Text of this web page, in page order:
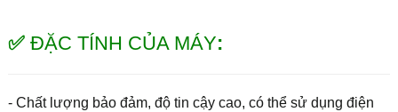
✅ ĐẶC TÍNH CỦA MÁY:
- Chất lượng bảo đảm, độ tin cậy cao, có thể sử dụng điện